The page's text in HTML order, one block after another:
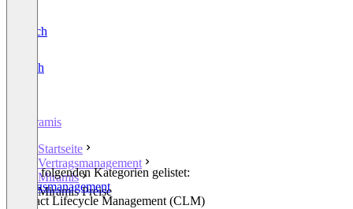
Deutsch
English
Miramis
Startseite
Vertragsmanagement
Miramis
Miramis Preise
In den folgenden Kategorien gelistet:
Vertragsmanagement
Contract Lifecycle Management (CLM)